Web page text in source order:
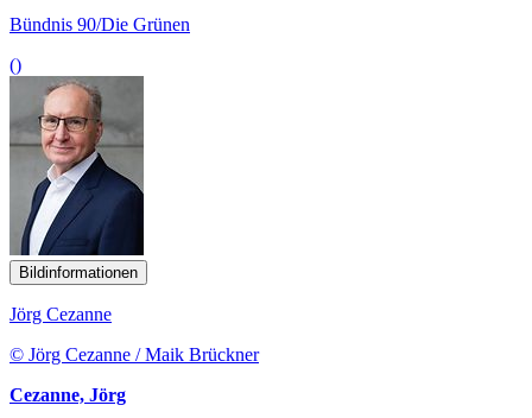
Bündnis 90/Die Grünen
()
Bildinformationen
Jörg Cezanne
© Jörg Cezanne / Maik Brückner
Cezanne, Jörg